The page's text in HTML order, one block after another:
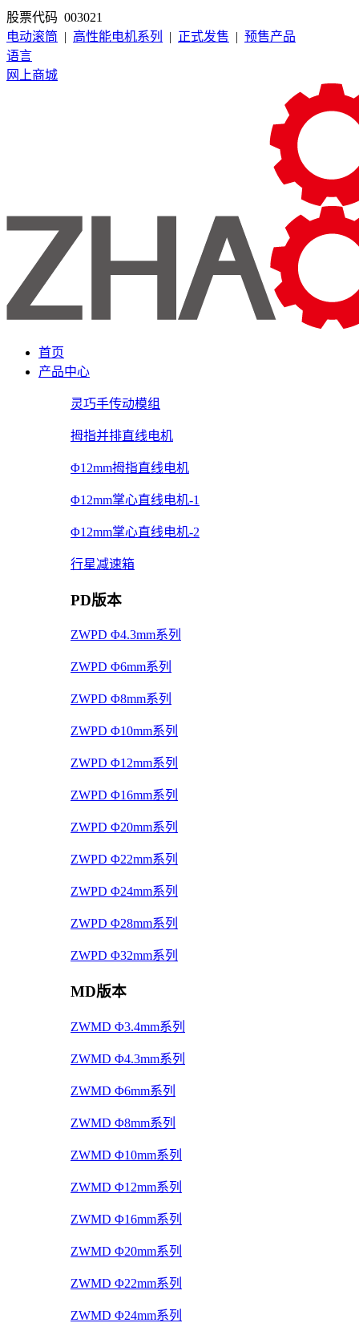
股票代码 003021
电动滚筒 | 高性能电机系列 | 正式发售 | 预售产品
语言
网上商城
首页
产品中心
灵巧手传动模组
拇指并排直线电机
Φ12mm拇指直线电机
Φ12mm掌心直线电机-1
Φ12mm掌心直线电机-2
行星减速箱
PD版本
ZWPD Φ4.3mm系列
ZWPD Φ6mm系列
ZWPD Φ8mm系列
ZWPD Φ10mm系列
ZWPD Φ12mm系列
ZWPD Φ16mm系列
ZWPD Φ20mm系列
ZWPD Φ22mm系列
ZWPD Φ24mm系列
ZWPD Φ28mm系列
ZWPD Φ32mm系列
MD版本
ZWMD Φ3.4mm系列
ZWMD Φ4.3mm系列
ZWMD Φ6mm系列
ZWMD Φ8mm系列
ZWMD Φ10mm系列
ZWMD Φ12mm系列
ZWMD Φ16mm系列
ZWMD Φ20mm系列
ZWMD Φ22mm系列
ZWMD Φ24mm系列